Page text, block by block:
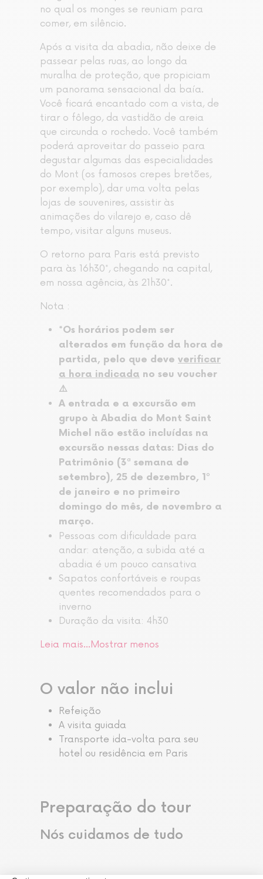
no qual os monges se reuniam para
comer, em silêncio.
Após a visita da abadia, não deixe de
passear pelas ruas, ao longo da
muralha de proteção, que propiciam
um panorama sensacional da baía.
Você ficará encantado com a vista, de
tirar o fôlego, da vastidão de areia
que circunda o rochedo. Você também
poderá aproveitar do passeio para
degustar algumas das especialidades
do Mont (os famosos crepes bretões,
por exemplo), dar uma volta pelas
lojas de souvenires, assistir às
animações do vilarejo e, caso dê
tempo, visitar alguns museus.
O retorno para Paris está previsto
para às 16h30*, chegando na capital,
em nossa agência, às 21h30*.
Nota :
*Os horários podem ser
alterados em função da hora de
partida, pelo que deve verificar
a hora indicada no seu voucher
⚠️
A entrada e a excursão em
grupo à Abadia do Mont Saint
Michel não estão incluídas na
excursão nessas datas: Dias do
Patrimônio (3ª semana de
setembro), 25 de dezembro, 1º
de janeiro e no primeiro
domingo do mês, de novembro a
março.
Pessoas com dificuldade para
andar: atenção, a subida até a
abadia é um pouco cansativa
Sapatos confortáveis e roupas
quentes recomendados para o
inverno
Duração da visita: 4h30
Leia mais…Mostrar menos
O valor não inclui
Refeição
A visita guiada
Transporte ida-volta para seu
hotel ou residência em Paris
Preparação do tour
Nós cuidamos de tudo